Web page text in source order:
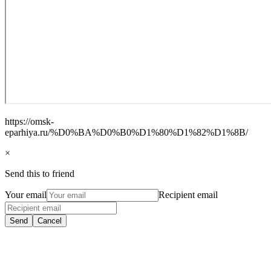
https://omsk-
eparhiya.ru/%D0%BA%D0%B0%D1%80%D1%82%D1%8B/
×
Send this to friend
Your email Recipient email
Send Cancel